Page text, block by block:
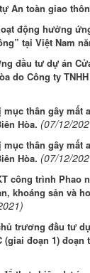
An toàn giao
động hưởng
tại Việt Nam
đầu tư dự án
do Công ty
thân gây mất
Hòa. (07/12/
thân gây mất
Hòa. (07/12/
công trình Phao
khoáng sản và
trương đầu tư
đoạn 1)